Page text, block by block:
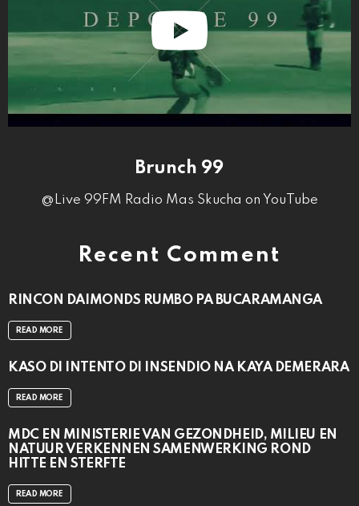
Brunch 99
@Live 99FM Radio Mas Skucha on YouTube
Recent Comment
RINCON DAIMONDS RUMBO PA BUCARAMANGA
READ MORE
KASO DI INTENTO DI INSENDIO NA KAYA DEMERARA
READ MORE
MDC EN MINISTERIE VAN GEZONDHEID, MILIEU EN
NATUUR VERKENNEN SAMENWERKING ROND
HITTE EN STERFTE
READ MORE